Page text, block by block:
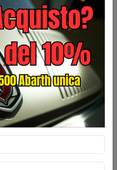
nostro profilo Google Local
Tua recensione qui>>
Personale Cordiale e
a dare consigli e vengono
del cliente.